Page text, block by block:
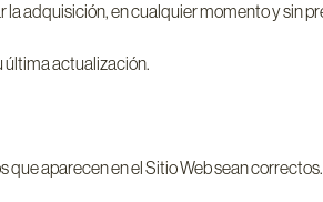
adquisición, en cualquier momento y sin
última actualización.
aparecen en el Sitio Web sean